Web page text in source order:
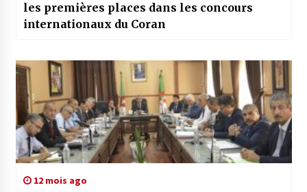
les premières places dans les concours
internationaux du Coran
12 mois ago